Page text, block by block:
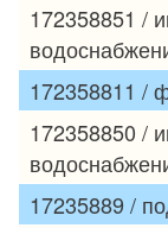
172358851 /
172358811 /
172358850 /
17235889 /